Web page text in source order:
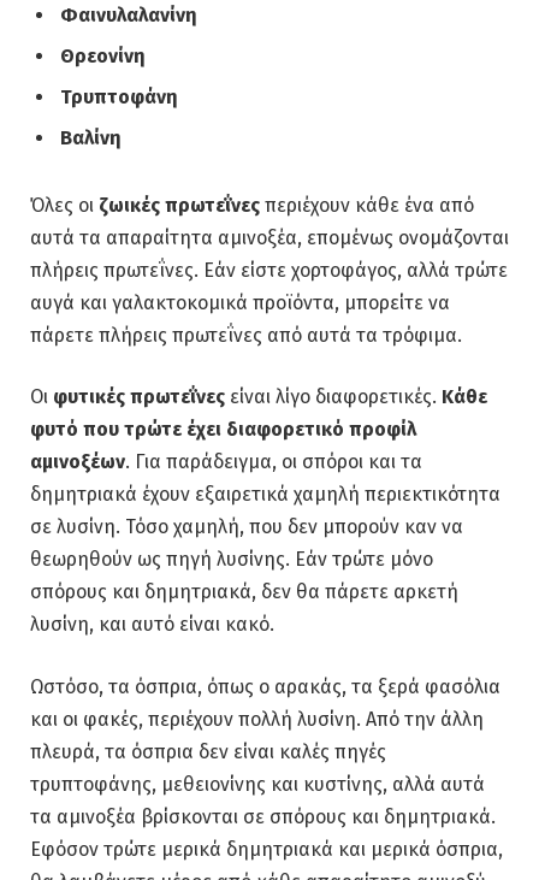
Φαινυλαλανίνη
Θρεονίνη
Τρυπτοφάνη
Βαλίνη
Όλες οι ζωικές πρωτεΐνες περιέχουν κάθε ένα από
αυτά τα απαραίτητα αμινοξέα, επομένως ονομάζονται
πλήρεις πρωτεΐνες. Εάν είστε χορτοφάγος, αλλά τρώτε
αυγά και γαλακτοκομικά προϊόντα, μπορείτε να
πάρετε πλήρεις πρωτεΐνες από αυτά τα τρόφιμα.
Οι φυτικές πρωτεΐνες είναι λίγο διαφορετικές. Κάθε
φυτό που τρώτε έχει διαφορετικό προφίλ
αμινοξέων. Για παράδειγμα, οι σπόροι και τα
δημητριακά έχουν εξαιρετικά χαμηλή περιεκτικότητα
σε λυσίνη. Τόσο χαμηλή, που δεν μπορούν καν να
θεωρηθούν ως πηγή λυσίνης. Εάν τρώτε μόνο
σπόρους και δημητριακά, δεν θα πάρετε αρκετή
λυσίνη, και αυτό είναι κακό.
Ωστόσο, τα όσπρια, όπως ο αρακάς, τα ξερά φασόλια
και οι φακές, περιέχουν πολλή λυσίνη. Από την άλλη
πλευρά, τα όσπρια δεν είναι καλές πηγές
τρυπτοφάνης, μεθειονίνης και κυστίνης, αλλά αυτά
τα αμινοξέα βρίσκονται σε σπόρους και δημητριακά.
Εφόσον τρώτε μερικά δημητριακά και μερικά όσπρια,